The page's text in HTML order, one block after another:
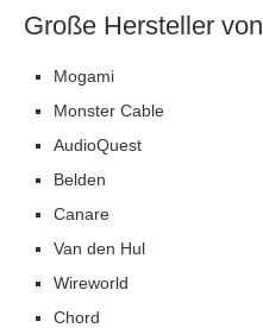
Große Hersteller von
Mogami
Monster Cable
AudioQuest
Belden
Canare
Van den Hul
Wireworld
Chord